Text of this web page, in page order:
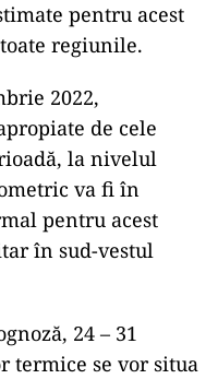
pentru acest
regiunile.
2022,
de cele
la nivelul
va fi în
pentru acest
în sud-vestul
24 – 31
termice se vor situa